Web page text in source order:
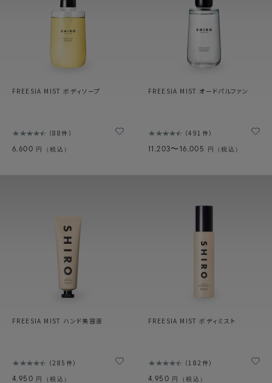
FREESIA MIST ボディソープ
88件
6,600 円（税込）
FREESIA MIST オードパルファン
491件
11,203〜16,005 円（税込）
FREESIA MIST ハンド美容液
285件
4,950 円（税込）
FREESIA MIST ボディミスト
182件
4,950 円（税込）